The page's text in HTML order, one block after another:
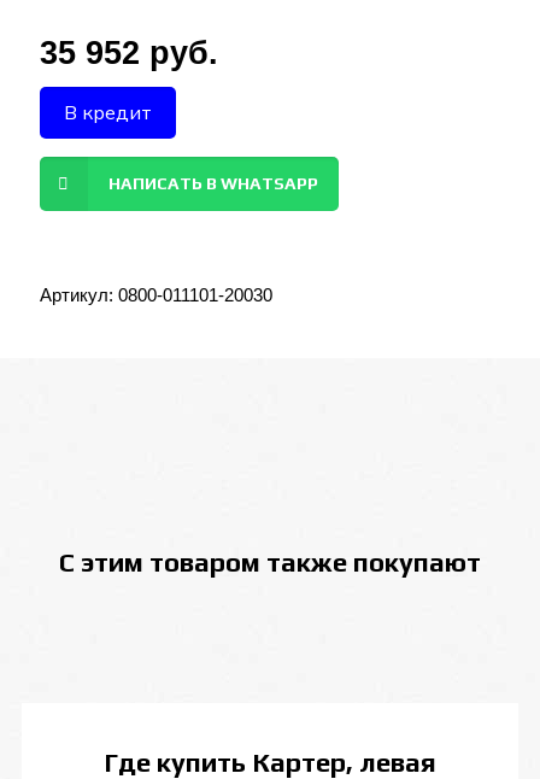
35 952 руб.
В кредит
НАПИСАТЬ В WHATSAPP
Артикул: 0800-011101-20030
С этим товаром также покупают
Где купить Картер, левая